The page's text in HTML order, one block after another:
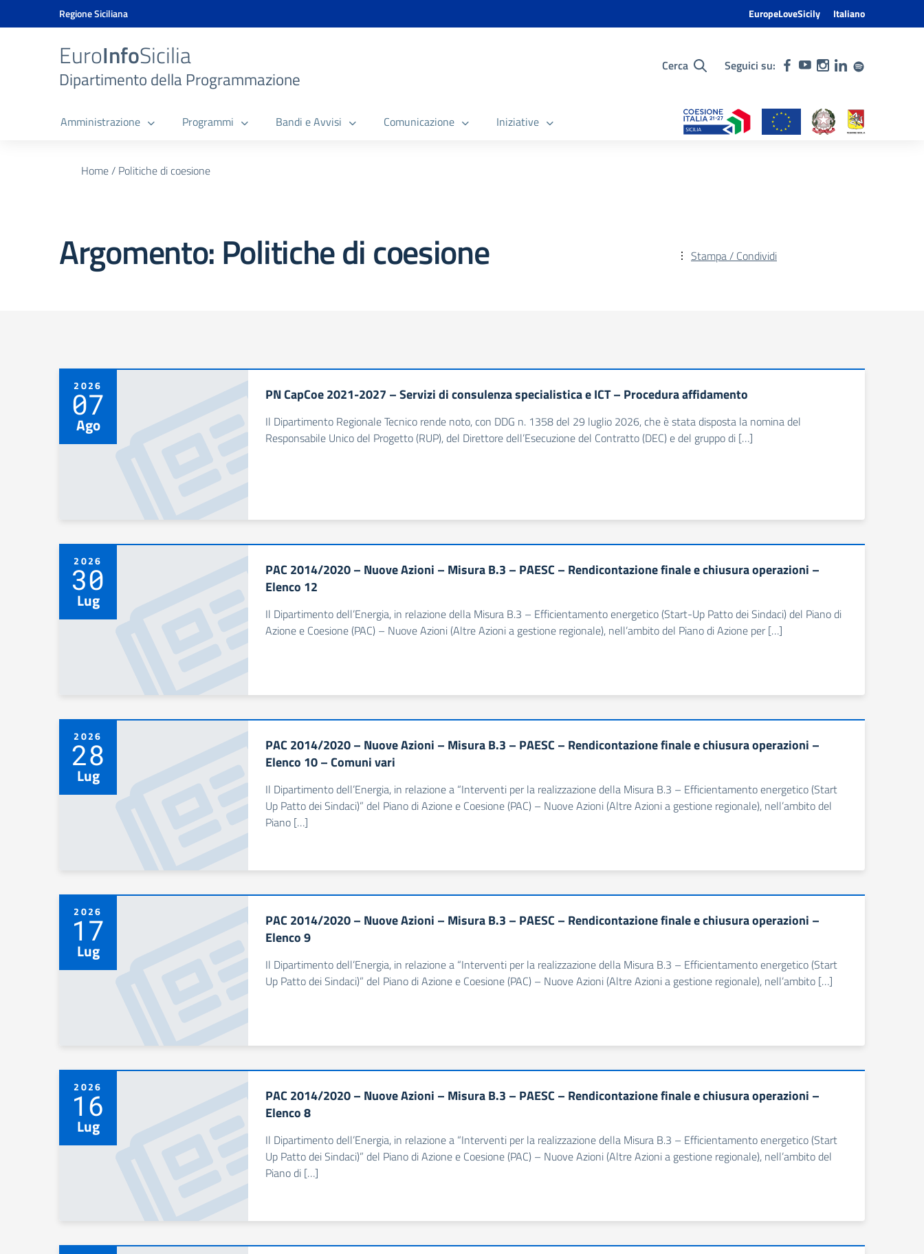
Vai ai contenuti
Vai al menu di navigazione
Vai al banner delle Cookie Policy
Regione Siciliana EuropeLoveSicily Italiano
EuroInfoSicilia
Dipartimento della Programmazione
Cerca Seguici su:
Amministrazione Programmi Bandi e Avvisi Comunicazione Iniziative
Home/ Politiche di coesione
Argomento:Politiche di coesione Stampa / Condividi
2026
07
Ago
PN CapCoe 2021-2027 – Servizi di consulenza specialistica e ICT – Procedura affidamento
Il Dipartimento Regionale Tecnico rende noto, con DDG n. 1358 del 29 luglio 2026, che è stata disposta la nomina del
Responsabile Unico del Progetto (RUP), del Direttore dell’Esecuzione del Contratto (DEC) e del gruppo di […]
2026
30
Lug
PAC 2014/2020 – Nuove Azioni – Misura B.3 – PAESC – Rendicontazione finale e chiusura operazioni –
Elenco 12
Il Dipartimento dell’Energia, in relazione della Misura B.3 – Efficientamento energetico (Start-Up Patto dei Sindaci) del Piano di
Azione e Coesione (PAC) – Nuove Azioni (Altre Azioni a gestione regionale), nell’ambito del Piano di Azione per […]
2026
28
Lug
PAC 2014/2020 – Nuove Azioni – Misura B.3 – PAESC – Rendicontazione finale e chiusura operazioni –
Elenco 10 – Comuni vari
Il Dipartimento dell’Energia, in relazione a “Interventi per la realizzazione della Misura B.3 – Efficientamento energetico (Start
Up Patto dei Sindaci)” del Piano di Azione e Coesione (PAC) – Nuove Azioni (Altre Azioni a gestione regionale), nell’ambito del
Piano […]
2026
17
Lug
PAC 2014/2020 – Nuove Azioni – Misura B.3 – PAESC – Rendicontazione finale e chiusura operazioni –
Elenco 9
Il Dipartimento dell’Energia, in relazione a “Interventi per la realizzazione della Misura B.3 – Efficientamento energetico (Start
Up Patto dei Sindaci)” del Piano di Azione e Coesione (PAC) – Nuove Azioni (Altre Azioni a gestione regionale), nell’ambito […]
2026
16
Lug
PAC 2014/2020 – Nuove Azioni – Misura B.3 – PAESC – Rendicontazione finale e chiusura operazioni –
Elenco 8
Il Dipartimento dell’Energia, in relazione a “Interventi per la realizzazione della Misura B.3 – Efficientamento energetico (Start
Up Patto dei Sindaci)” del Piano di Azione e Coesione (PAC) – Nuove Azioni (Altre Azioni a gestione regionale), nell’ambito del
Piano di […]